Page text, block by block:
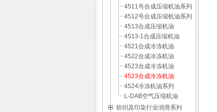
4511号合成压缩机油系列
4512号合成压缩机油系列
4513合成压缩机油
4513-1合成压缩机油
4521合成冷冻机油
4522合成冷冻机油
4523合成冷冻机油
4523合成冷冻机油
4524冷冻机油系列
L-DAB空气压缩机油
纺织及印染行业润滑系列